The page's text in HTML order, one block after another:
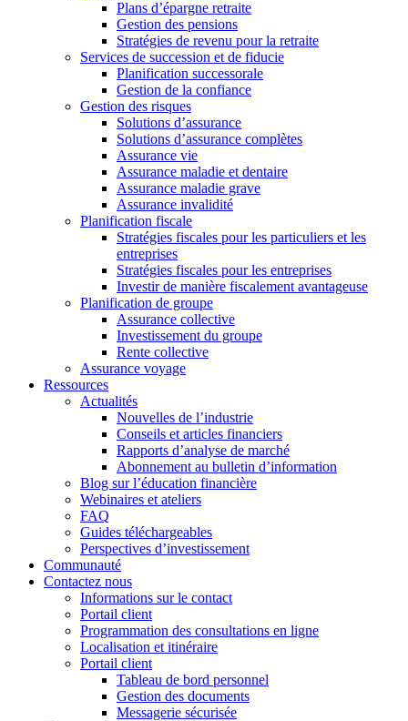
Plans d’épargne retraite
Gestion des pensions
Stratégies de revenu pour la retraite
Services de succession et de fiducie
Planification successorale
Gestion de la confiance
Gestion des risques
Solutions d’assurance
Solutions d’assurance complètes
Assurance vie
Assurance maladie et dentaire
Assurance maladie grave
Assurance invalidité
Planification fiscale
Stratégies fiscales pour les particuliers et les
entreprises
Stratégies fiscales pour les entreprises
Investir de manière fiscalement avantageuse
Planification de groupe
Assurance collective
Investissement du groupe
Rente collective
Assurance voyage
Ressources
Actualités
Nouvelles de l’industrie
Conseils et articles financiers
Rapports d’analyse de marché
Abonnement au bulletin d’information
Blog sur l’éducation financière
Webinaires et ateliers
FAQ
Guides téléchargeables
Perspectives d’investissement
Communauté
Contactez nous
Informations sur le contact
Portail client
Programmation des consultations en ligne
Localisation et itinéraire
Portail client
Tableau de bord personnel
Gestion des documents
Messagerie sécurisée